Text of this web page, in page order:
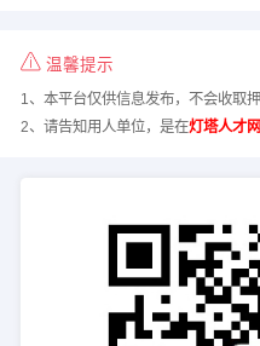
温馨提示
1、本平台仅供信息发布，不会收取押
2、请告知用人单位，是在灯塔人才网